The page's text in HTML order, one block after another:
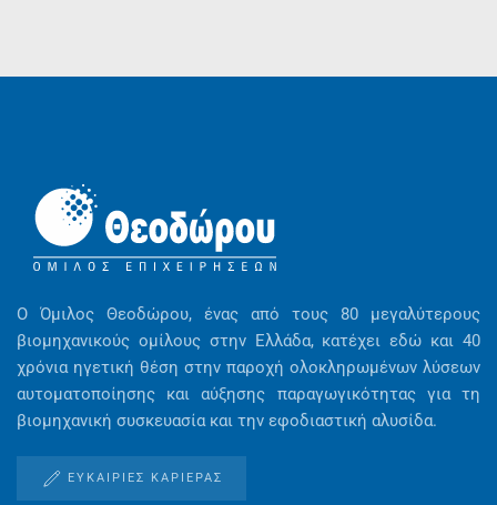
Ο Όμιλος Θεοδώρου, ένας από τους 80 μεγαλύτερους
βιομηχανικούς ομίλους στην Ελλάδα, κατέχει εδώ και 40
χρόνια ηγετική θέση στην παροχή ολοκληρωμένων λύσεων
αυτοματοποίησης και αύξησης παραγωγικότητας για τη
βιομηχανική συσκευασία και την εφοδιαστική αλυσίδα.
ΕΥΚΑΙΡΊΕΣ ΚΑΡΙΈΡΑΣ